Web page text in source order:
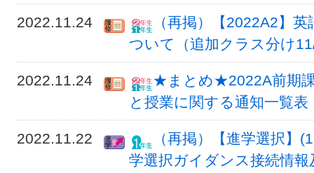
2022.11.24
（再掲）【2022A2】
ついて（追加クラス分け
2022.11.24
★まとめ★2022A前期
と授業に関する通知一覧表
2022.11.22
（再掲）【進学選択】
学選択ガイダンス接続情